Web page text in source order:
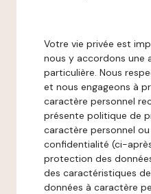
Votre vie privée est
nous y accordons
particulière. Nous
et nous engageons à
caractère personnel
présente politique de
caractère personnel
confidentialité (ci-
protection des
des caractéristiques
données à caractère